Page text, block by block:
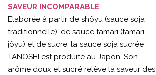
SAVEUR INCOMPARABLE
Elaborée à partir de shôyu (sauce soja
traditionnelle), de sauce tamari (tamari-
jôyu) et de sucre, la sauce soja sucrée
TANOSHI est produite au Japon. Son
arôme doux et sucré relève la saveur des